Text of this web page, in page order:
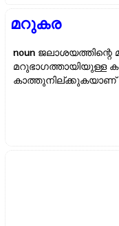
മറുകര
noun ജലാശയത്തിന്റെ
മറുഭാഗത്തായിയുള്ള
കാത്തുനില്ക്കുകയാണ്